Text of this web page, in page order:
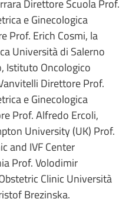
Direttore Scuola Prof.
e Ginecologica
Prof. Erich Cosmi, la
Università di Salerno
Istituto Oncologico
Direttore Prof.
e Ginecologica
Prof. Alfredo Ercoli,
University (UK) Prof.
and IVF Center
Prof. Volodimir
Clinic Università
Brezinska.